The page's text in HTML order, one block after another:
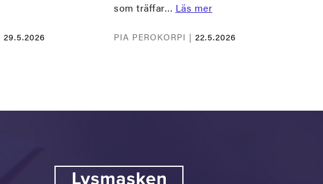
29.5.2026
som träffar… Läs mer
PIA PEROKORPI | 22.5.2026